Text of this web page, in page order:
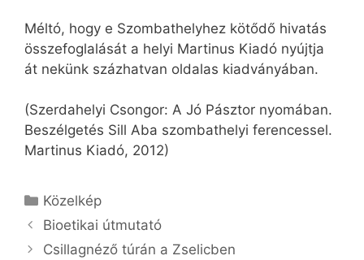
Méltó, hogy e Szombathelyhez kötődő hivatás
összefoglalását a helyi Martinus Kiadó nyújtja
át nekünk százhatvan oldalas kiadványában.
(Szerdahelyi Csongor: A Jó Pásztor nyomában.
Beszélgetés Sill Aba szombathelyi ferencessel.
Martinus Kiadó, 2012)
Kategória
Közelkép
Bioetikai útmutató
Csillagnéző túrán a Zselicben